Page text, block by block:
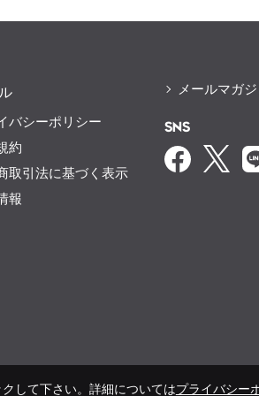
バシーポリシー
約
取引法に基づく表示
報
メールマガ
SNS
して下さい。詳細についてはプライバシー